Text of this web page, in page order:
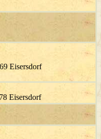
Eisersdorf
Eisersdorf